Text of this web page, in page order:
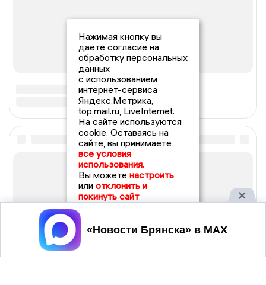
Нажимая кнопку вы
даете согласие на
обработку персональных
данных
с использованием
интернет-сервиса
Яндекс.Метрика,
top.mail.ru, LiveInternet.
На сайте используются
cookie. Оставаясь на
сайте, вы принимаете
все условия
использования.
Вы можете настроить
или отклонить и
покинуть сайт
Принять